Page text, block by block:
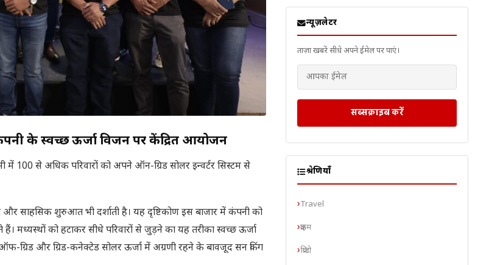
के स्वच्छ ऊर्जा विजन पर केंद्रित आयोजन
में 100 से अधिक परिवारों को अपने ऑन-ग्रिड सोलर इन्वर्टर सिस्टम से
साहसिक शुरुआत भी दर्शाती है। यह दृष्टिकोण इस बाजार में कंपनी को
मध्यस्थों को हटाकर सीधे परिवारों से जुड़ने का यह तरीका स्वच्छ ऊर्जा
ऑफ-ग्रिड और ग्रिड-कनेक्टेड सोलर ऊर्जा में अग्रणी रहने के बावजूद सन किंग
न्यूज़लेटर
ताज़ा खबरें सीधे अपने ईमेल पर पाएं।
सब्सक्राइब करें
श्रेणियाँ
Travel
क्राइम
क्रिप्टो